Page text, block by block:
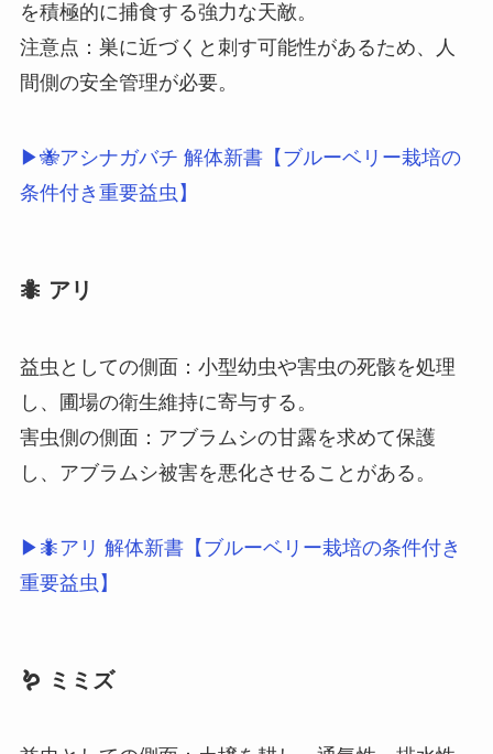
を積極的に捕食する強力な天敵。
注意点：巣に近づくと刺す可能性があるため、人
間側の安全管理が必要。
▶🐝アシナガバチ 解体新書【ブルーベリー栽培の
条件付き重要益虫】
🐜 アリ
益虫としての側面：小型幼虫や害虫の死骸を処理
し、圃場の衛生維持に寄与する。
害虫側の側面：アブラムシの甘露を求めて保護
し、アブラムシ被害を悪化させることがある。
▶🐜アリ 解体新書【ブルーベリー栽培の条件付き
重要益虫】
🪱 ミミズ